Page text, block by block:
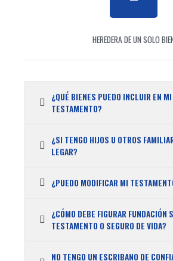
HEREDERA DE UN SOLO
¿QUÉ BIENES PUEDO INCLUIR EN MI
TESTAMENTO?
¿SI TENGO HIJOS U OTROS
LEGAR?
¿PUEDO MODIFICAR MI
¿CÓMO DEBE FIGURAR FUNDACIÓN
TESTAMENTO O SEGURO DE VIDA?
NO TENGO UN ESCRIBANO DE